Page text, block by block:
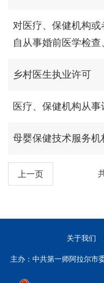
对医疗、保健机构
自从事婚前医学检查
乡村医生执业许可
医疗、保健机构从
母婴保健技术服务
上一页
关于我们
主办：中共第一师阿拉尔